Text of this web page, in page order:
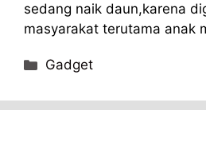
sedang naik daun,karena
masyarakat terutama anak
Categories
Gadget